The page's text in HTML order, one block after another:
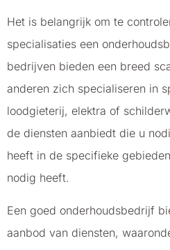
Het is belangrijk om te
specialisaties een
bedrijven bieden een breed
anderen zich specialiseren in
loodgieterij, elektra of
de diensten aanbiedt die u
heeft in de specifieke
nodig heeft.
Een goed onderhoudsbedrijf
aanbod van diensten,